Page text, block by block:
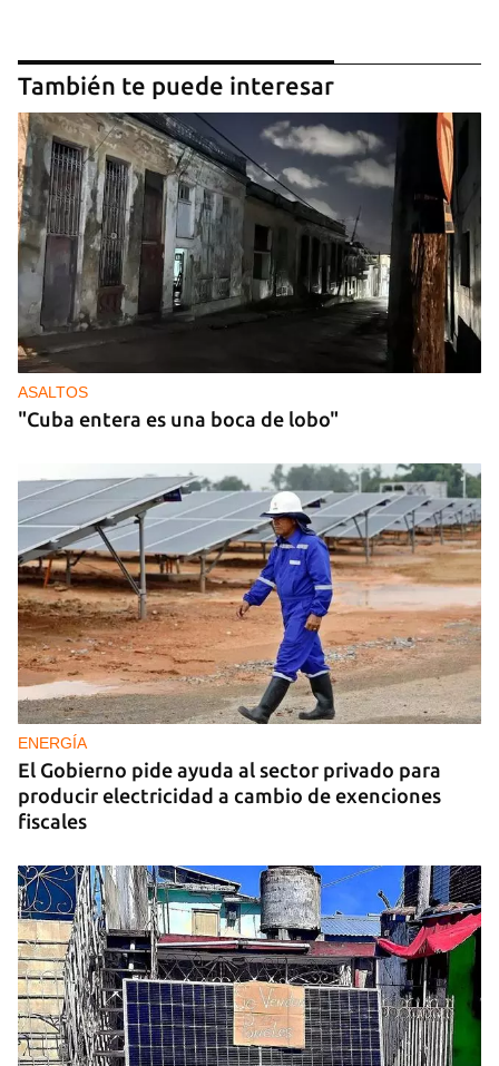
También te puede interesar
ASALTOS
"Cuba entera es una boca de lobo"
ENERGÍA
El Gobierno pide ayuda al sector privado para
producir electricidad a cambio de exenciones
fiscales